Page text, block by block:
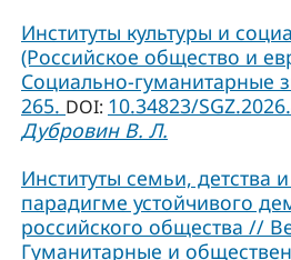
Институты культуры и
(Российское общество и
Социально-гуманитарные
265. DOI: 10.34823/
Дубровин В. Л.
Институты семьи, детства
парадигме устойчивого
российского общества //
Гуманитарные и